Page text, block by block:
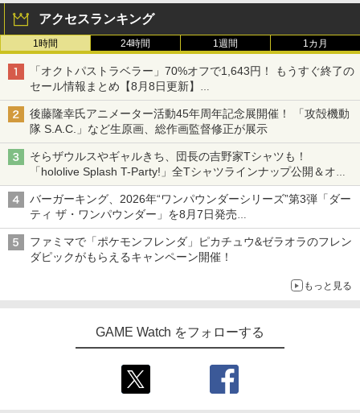
アクセスランキング
1時間 24時間 1週間 1カ月
「オクトパストラベラー」70%オフで1,643円！ もうすぐ終了の
セール情報まとめ【8月8日更新】
ニンテンドーeショップでは「大神 絶景版」が67%オフで990円
後藤隆幸氏アニメーター活動45年周年記念展開催！ 「攻殻機動
隊 S.A.C.」など生原画、総作画監督修正が展示
そらザウルスやギャルきち、団長の吉野家Tシャツも！
「hololive Splash T-Party!」全Tシャツラインナップ公開＆オン
ライン販売開始
バーガーキング、2026年“ワンパウンダーシリーズ”第3弾「ダー
ティ ザ・ワンパウンダー」を8月7日発売
「特製ガーリックマヨソース」を使用した超大型チーズバーガー
ファミマで「ポケモンフレンダ」ピカチュウ&ゼラオラのフレン
ダピックがもらえるキャンペーン開催！
もっと見る
GAME Watch をフォローする